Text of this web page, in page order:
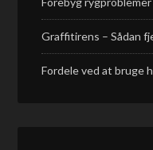
Graffitirens – Sådan
Fordele ved at bruge